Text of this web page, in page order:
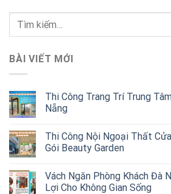
Tìm
BÀI VIẾT MỚI
Thi Công Trang Trí Trung
Nẵng
Thi Công Nội Ngoại Thất
Gói Beauty Garden
Vách Ngăn Phòng Khách Đà
Lợi Cho Không Gian Sống